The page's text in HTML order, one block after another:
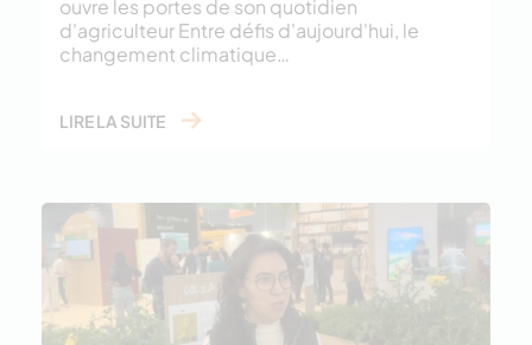
ouvre les portes de son quotidien
d'agriculteur Entre défis d'aujourd'hui, le
changement climatique…
LIRE LA SUITE